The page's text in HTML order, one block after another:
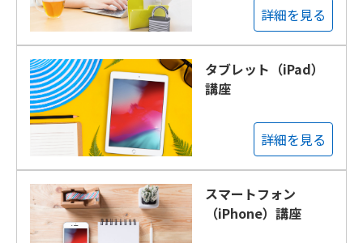
詳細を見る
タブレット（iPad）
講座
詳細を見る
スマートフォン
（iPhone）講座